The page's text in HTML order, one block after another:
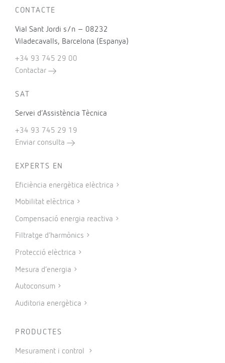
CONTACTE
Vial Sant Jordi s/n – 08232
Viladecavalls, Barcelona (Espanya)
+34 93 745 29 00
Contactar
SAT
Servei d’Assistència Tècnica
+34 93 745 29 19
Enviar consulta
EXPERTS EN
Eficiència energètica elèctrica
Mobilitat elèctrica
Compensació energia reactiva
Filtratge d’harmònics
Protecció elèctrica
Mesura d’energia
Autoconsum
Auditoria energètica
PRODUCTES
Mesurament i control